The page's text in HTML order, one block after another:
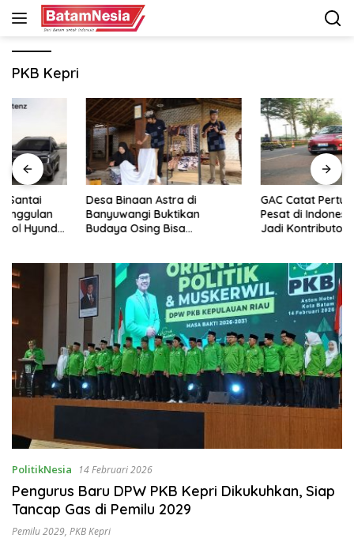
Langsung
PKB Kepri
Desa Binaan Astra di
Banyuwangi Buktikan
Budaya Osing Bisa
GAC Catat Pertumbuhan
Pesat di Indonesia, Aion UT
Jadi Kontributor Terbesar
PolitikNesia 14 Februari 2026
Pengurus Baru DPW PKB Kepri Dikukuhkan, Siap
Tancap Gas di Pemilu 2029
Pemilu 2029, PKB Kepri